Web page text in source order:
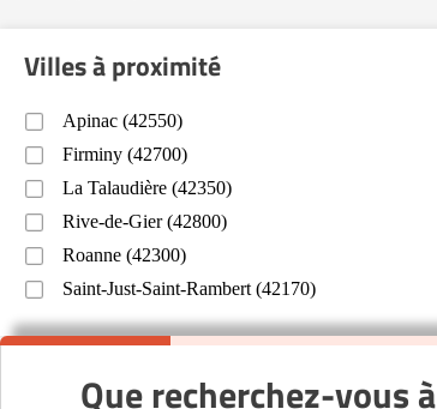
Villes à proximité
Apinac (42550)
Firminy (42700)
La Talaudière (42350)
Rive-de-Gier (42800)
Roanne (42300)
Saint-Just-Saint-Rambert (42170)
Que recherchez-vous à